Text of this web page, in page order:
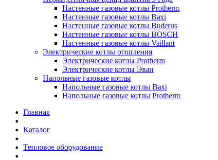
Настенные газовые котлы Protherm
Настенные газовые котлы Baxi
Настенные газовые котлы Buderus
Настенные газовые котлы BOSCH
Настенные газовые котлы Vaillant
Электрические котлы отопления
Электрические котлы Protherm
Электрические котлы Эван
Напольные газовые котлы
Напольные газовые котлы Baxi
Напольные газовые котлы Protherm
Главная
Каталог
Тепловое оборудование